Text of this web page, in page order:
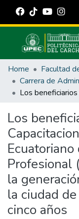
Communities &
All of DSpace
Statistics
Estadísticas
Manuales
Home
Los
Ecuatoriano
Profesional
la
la ciudad
cinco años